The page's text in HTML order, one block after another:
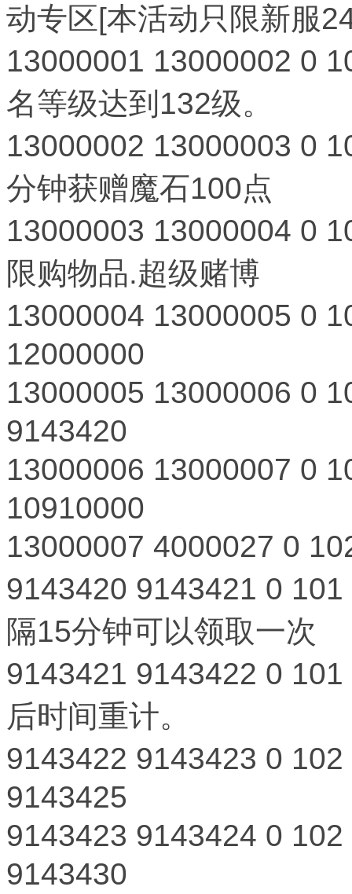
动专区[本活动只限新服
13000001 13000002 0
名等级达到132级。
13000002 13000003 0
分钟获赠魔石100点
13000003 13000004 0
限购物品.超级赌博
13000004 13000005 0
12000000
13000005 13000006 0
9143420
13000006 13000007 0
10910000
13000007 4000027 0
9143420 9143421 0 101
隔15分钟可以领取一次
9143421 9143422 0 101
后时间重计。
9143422 9143423 0 102
9143425
9143423 9143424 0 102
9143430